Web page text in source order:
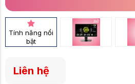
Tính năng nổi
bật
Liên hệ